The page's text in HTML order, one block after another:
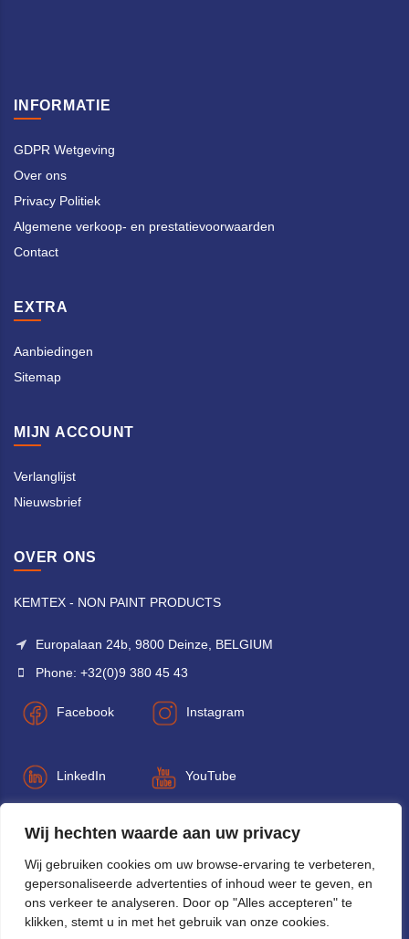
Wij hechten waarde aan uw privacy
Wij gebruiken cookies om uw browse-ervaring te verbeteren,
gepersonaliseerde advertenties of inhoud weer te geven, en
ons verkeer te analyseren. Door op "Alles accepteren" te
klikken, stemt u in met het gebruik van onze cookies.
INFORMATIE
GDPR Wetgeving
Over ons
Privacy Politiek
Algemene verkoop- en prestatievoorwaarden
Contact
EXTRA
Aanbiedingen
Sitemap
MIJN ACCOUNT
Verlanglijst
Nieuwsbrief
OVER ONS
KEMTEX - NON PAINT PRODUCTS
Europalaan 24b, 9800 Deinze, BELGIUM
Phone: +32(0)9 380 45 43
Facebook Instagram
LinkedIn YouTube